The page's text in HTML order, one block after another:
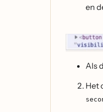
en
Als
Het